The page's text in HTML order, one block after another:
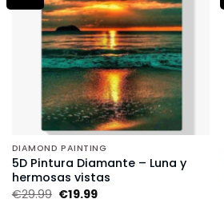
DIAMOND PAINTING
5D Pintura Diamante – Luna y
hermosas vistas
€29.99 €19.99